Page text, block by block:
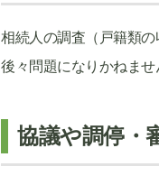
相続人の調査（戸籍類
後々問題になりかねませ
協議や調停・